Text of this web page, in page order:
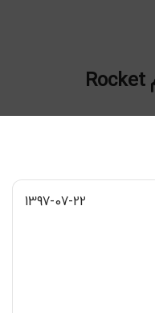
اکانت استیم Rocket
1397-07-22